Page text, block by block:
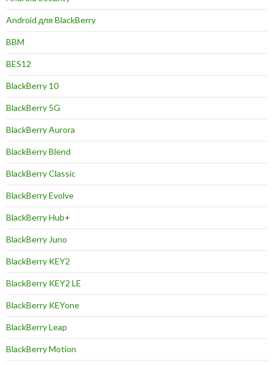
Android для BlackBerry
BBM
BES12
BlackBerry 10
BlackBerry 5G
BlackBerry Aurora
BlackBerry Blend
BlackBerry Classic
BlackBerry Evolve
BlackBerry Hub+
BlackBerry Juno
BlackBerry KEY2
BlackBerry KEY2 LE
BlackBerry KEYone
BlackBerry Leap
BlackBerry Motion